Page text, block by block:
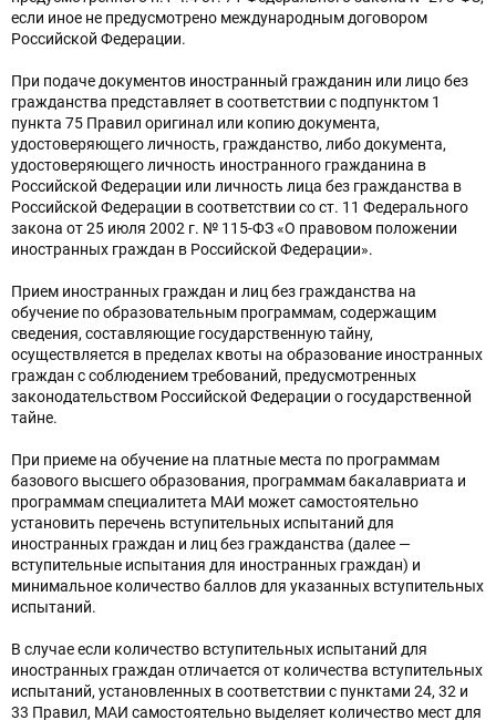
если иное не предусмотрено международным договором
Российской Федерации.
При подаче документов иностранный гражданин или лицо без
гражданства представляет в соответствии с подпунктом 1
пункта 75 Правил оригинал или копию документа,
удостоверяющего личность, гражданство, либо документа,
удостоверяющего личность иностранного гражданина в
Российской Федерации или личность лица без гражданства в
Российской Федерации в соответствии со ст. 11 Федерального
закона от 25 июля 2002 г. № 115-ФЗ «О правовом положении
иностранных граждан в Российской Федерации».
Прием иностранных граждан и лиц без гражданства на
обучение по образовательным программам, содержащим
сведения, составляющие государственную тайну,
осуществляется в пределах квоты на образование иностранных
граждан с соблюдением требований, предусмотренных
законодательством Российской Федерации о государственной
тайне.
При приеме на обучение на платные места по программам
базового высшего образования, программам бакалавриата и
программам специалитета МАИ может самостоятельно
установить перечень вступительных испытаний для
иностранных граждан и лиц без гражданства (далее —
вступительные испытания для иностранных граждан) и
минимальное количество баллов для указанных вступительных
испытаний.
В случае если количество вступительных испытаний для
иностранных граждан отличается от количества вступительных
испытаний, установленных в соответствии с пунктами 24, 32 и
33 Правил, МАИ самостоятельно выделяет количество мест для